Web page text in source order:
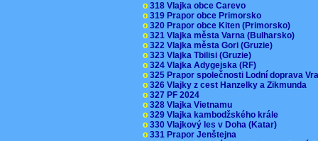
o 318 Vlajka obce Carevo
o 319 Prapor obce Primorsko
o 320 Prapor obce Kiten (Primorsko)
o 321 Vlajka města Varna (Bulharsko)
o 322 Vlajka města Gori (Gruzie)
o 323 Vlajka Tbilisi (Gruzie)
o 324 Vlajka Adygejska (RF)
o 325 Prapor společnosti Lodní doprava
o 326 Vlajky z cest Hanzelky a Zikmunda
o 327 PF 2024
o 328 Vlajka Vietnamu
o 329 Vlajka kambodžského krále
o 330 Vlajkový les v Doha (Katar)
o 331 Prapor Jenštejna